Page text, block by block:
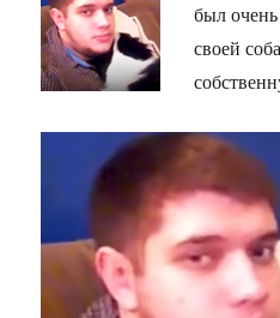
был
своей